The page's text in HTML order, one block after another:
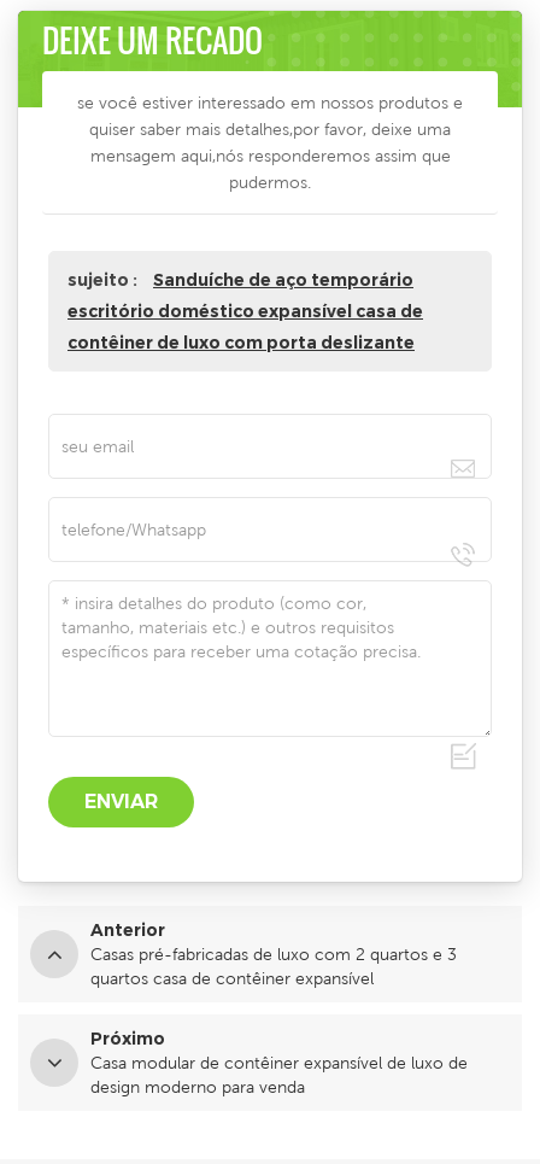
DEIXE UM RECADO
se você estiver interessado em nossos produtos e
quiser saber mais detalhes,por favor, deixe uma
mensagem aqui,nós responderemos assim que
pudermos.
sujeito :
Sanduíche de aço temporário
escritório doméstico expansível casa de
contêiner de luxo com porta deslizante
Anterior
Casas pré-fabricadas de luxo com 2 quartos e 3
quartos casa de contêiner expansível
Próximo
Casa modular de contêiner expansível de luxo de
design moderno para venda